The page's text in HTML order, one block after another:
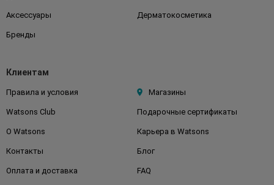
Аксессуары Дерматокосметика
Бренды
Клиентам
Правила и условия Магазины
Watsons Club Подарочные сертификаты
О Watsons Карьера в Watsons
Контакты Блог
Оплата и доставка FAQ